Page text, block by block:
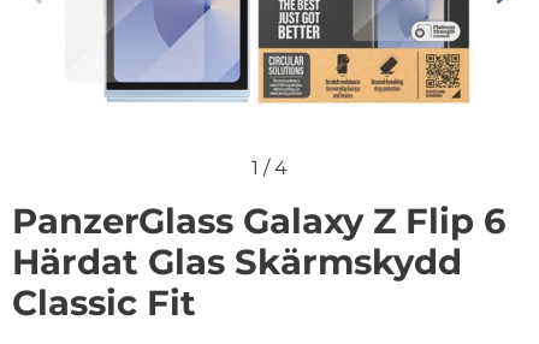
1 /4
PanzerGlass Galaxy Z Flip 6
Härdat Glas Skärmskydd
Classic Fit